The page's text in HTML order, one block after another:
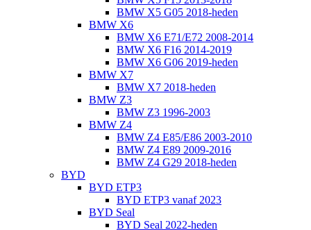
BMW X5 G05 2018-heden
BMW X6
BMW X6 E71/E72 2008-2014
BMW X6 F16 2014-2019
BMW X6 G06 2019-heden
BMW X7
BMW X7 2018-heden
BMW Z3
BMW Z3 1996-2003
BMW Z4
BMW Z4 E85/E86 2003-2010
BMW Z4 E89 2009-2016
BMW Z4 G29 2018-heden
BYD
BYD ETP3
BYD ETP3 vanaf 2023
BYD Seal
BYD Seal 2022-heden